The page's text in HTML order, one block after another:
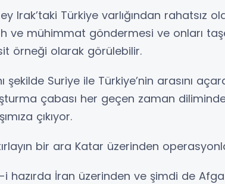
Irak’taki Türkiye varlığından rahatsız
ve mühimmat göndermesi ve onları
örneği olarak görülebilir.
şekilde Suriye ile Türkiye’nin arasını
çabası her geçen zaman
çıkıyor.
bir ara Katar üzerinden
i hazırda İran üzerinden ve şimdi de